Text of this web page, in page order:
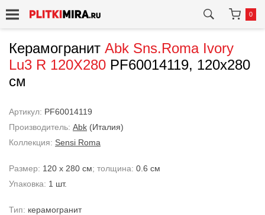
0
Керамогранит Abk Sns.Roma Ivory
Lu3 R 120X280 PF60014119, 120x280
см
Артикул: PF60014119
Производитель: Abk (Италия)
Коллекция: Sensi Roma
Размер: 120 x 280 см; толщина: 0.6 см
Упаковка: 1 шт.
Тип: керамогранит